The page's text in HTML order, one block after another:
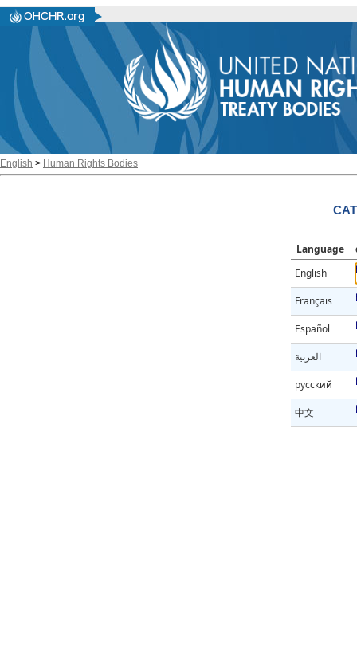
English > Human Rights Bodies
Language
English
Français
Español
العربية
русский
中文